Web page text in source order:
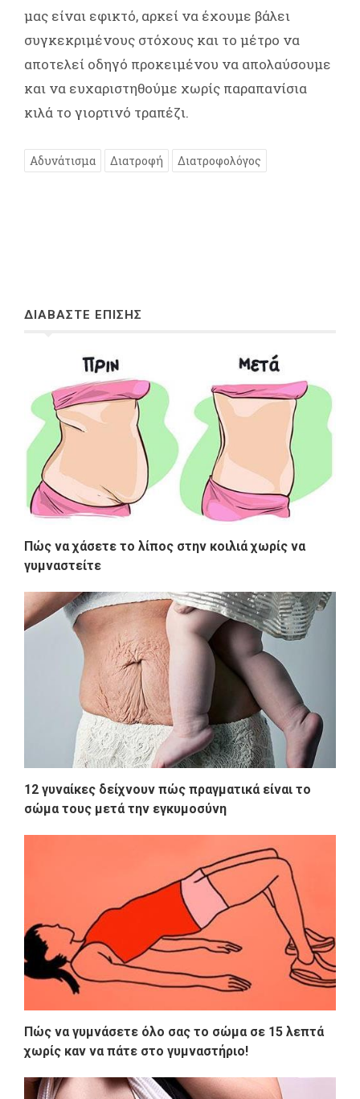
μας είναι εφικτό, αρκεί να έχουμε βάλει
συγκεκριμένους στόχους και το μέτρο να
αποτελεί οδηγό προκειμένου να απολαύσουμε
και να ευχαριστηθούμε χωρίς παραπανίσια
κιλά το γιορτινό τραπέζι.
Αδυνάτισμα Διατροφή Διατροφολόγος
ΔΙΑΒΑΣΤΕ ΕΠΙΣΗΣ
Πώς να χάσετε το λίπος στην κοιλιά χωρίς να
γυμναστείτε
12 γυναίκες δείχνουν πώς πραγματικά είναι το
σώμα τους μετά την εγκυμοσύνη
Πώς να γυμνάσετε όλο σας το σώμα σε 15 λεπτά
χωρίς καν να πάτε στο γυμναστήριο!